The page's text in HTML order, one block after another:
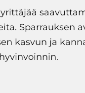
Sparrauksen
kasvun ja